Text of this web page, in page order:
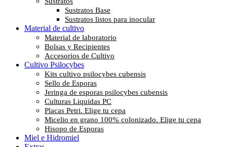
Sustratos Base
Sustratos listos para inocular
Material de cultivo
Material de laboratorio
Bolsas y Recipientes
Accesorios de Cultivo
Cultivo Psilocybes
Kits cultivo psilocybes cubensis
Sello de Esporas
Jeringa de esporas psilocybes cubensis
Culturas Liquidas PC
Placas Petri. Elige tu cepa
Micelio en grano 100% colonizado. Elige tu cepa
Hisopo de Esporas
Miel e Hidromiel